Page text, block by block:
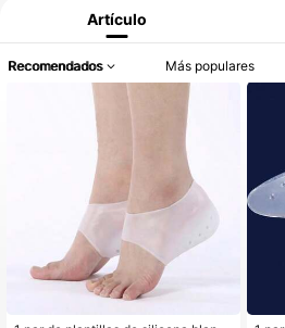
Artículo
Recomendados Más populares